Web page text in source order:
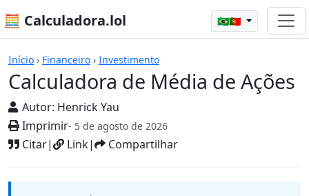
🧮 Calculadora.lol 🇧🇷🇵🇹
Início › Financeiro › Investimento
Calculadora de Média de Ações
Autor: Henrick Yau
Imprimir- 5 de agosto de 2026
Citar| Link| Compartilhar
Calculadoras